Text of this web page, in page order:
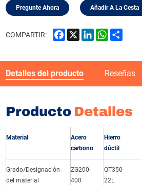
Pregunte Ahora Añadir A La Cesta
COMPARTIR: Facebook
X LinkedInWhatsApp
Detalles del producto Reseñas
Producto Detalles
Material
Acero
carbono
Hierro
dúctil
Grado/Designación
del material
ZG200-
400
QT350-
22L